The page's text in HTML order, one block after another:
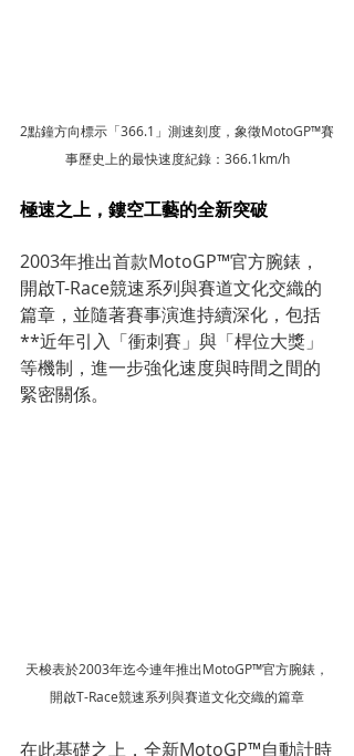
2點鐘方向標示「366.1」測速刻度，象徵MotoGP™賽
事歷史上的最快速度紀錄：366.1km/h
極速之上，鏤空工藝的全新突破
2003年推出首款MotoGP™官方腕錶，
開啟T-Race競速系列與賽道文化交織的
篇章，並隨著賽事演進持續深化，包括
**近年引入「衝刺賽」與「桿位大獎」
等機制，進一步強化速度與時間之間的
緊密關係。
天梭表於2003年迄今連年推出MotoGP™官方腕錶，
開啟T-Race競速系列與賽道文化交織的篇章
在此基礎之上，全新MotoGP™自動計時